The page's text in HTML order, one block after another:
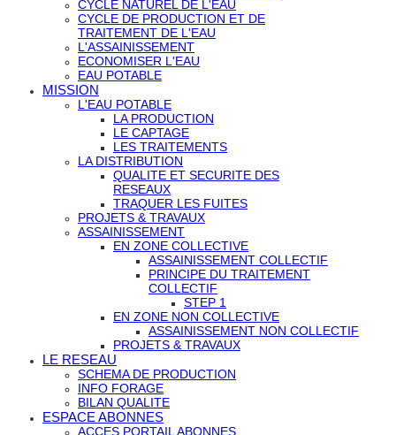
CYCLE NATUREL DE L'EAU
CYCLE DE PRODUCTION ET DE
TRAITEMENT DE L'EAU
L'ASSAINISSEMENT
ECONOMISER L'EAU
EAU POTABLE
MISSION
L'EAU POTABLE
LA PRODUCTION
LE CAPTAGE
LES TRAITEMENTS
LA DISTRIBUTION
QUALITE ET SECURITE DES
RESEAUX
TRAQUER LES FUITES
PROJETS & TRAVAUX
ASSAINISSEMENT
EN ZONE COLLECTIVE
ASSAINISSEMENT COLLECTIF
PRINCIPE DU TRAITEMENT
COLLECTIF
STEP 1
EN ZONE NON COLLECTIVE
ASSAINISSEMENT NON COLLECTIF
PROJETS & TRAVAUX
LE RESEAU
SCHEMA DE PRODUCTION
INFO FORAGE
BILAN QUALITE
ESPACE ABONNES
ACCES PORTAIL ABONNES